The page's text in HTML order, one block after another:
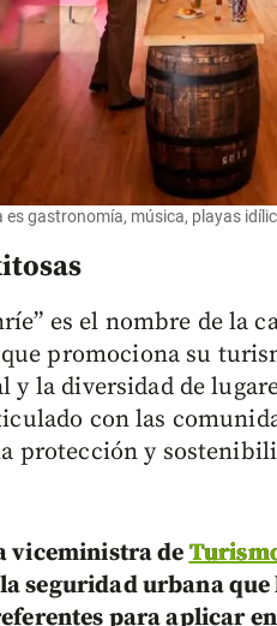
es gastronomía, música, playas
es el nombre de la
promociona su
y la diversidad de
con las
protección y
viceministra de
seguridad urbana
para aplicar